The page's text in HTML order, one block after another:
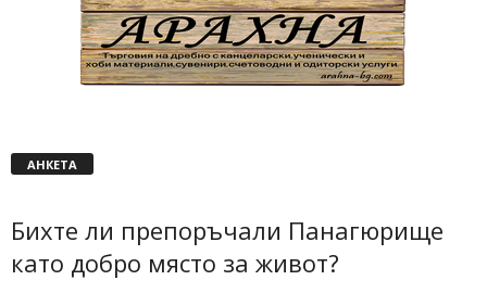
АНКЕТА
Бихте ли препоръчали Панагюрище
като добро място за живот?